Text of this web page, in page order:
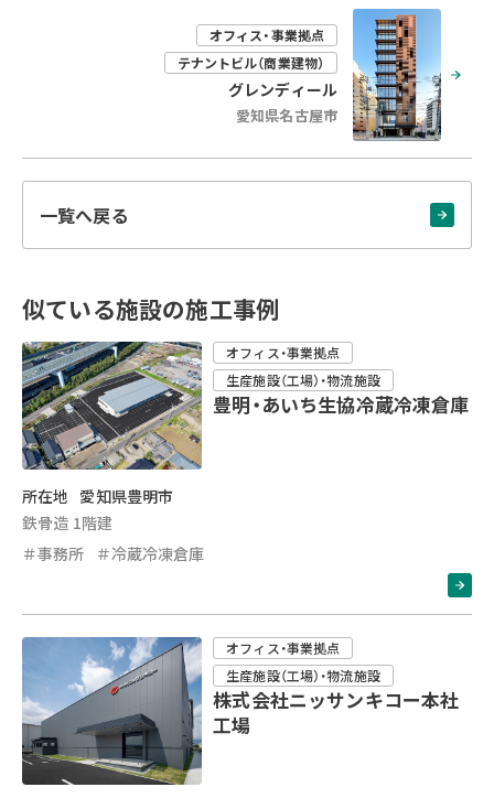
オフィス・事業拠点
テナントビル（商業建物）
グレンディール
愛知県名古屋市
一覧へ戻る
似ている施設の施工事例
オフィス・事業拠点
生産施設（工場）・物流施設
豊明・あいち生協冷蔵冷凍倉庫
所在地 愛知県豊明市
鉄骨造 1階建
＃事務所
＃冷蔵冷凍倉庫
オフィス・事業拠点
生産施設（工場）・物流施設
株式会社ニッサンキコー本社
工場